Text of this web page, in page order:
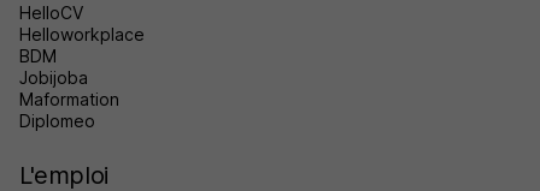
HelloCV
Helloworkplace
BDM
Jobijoba
Maformation
Diplomeo
L'emploi